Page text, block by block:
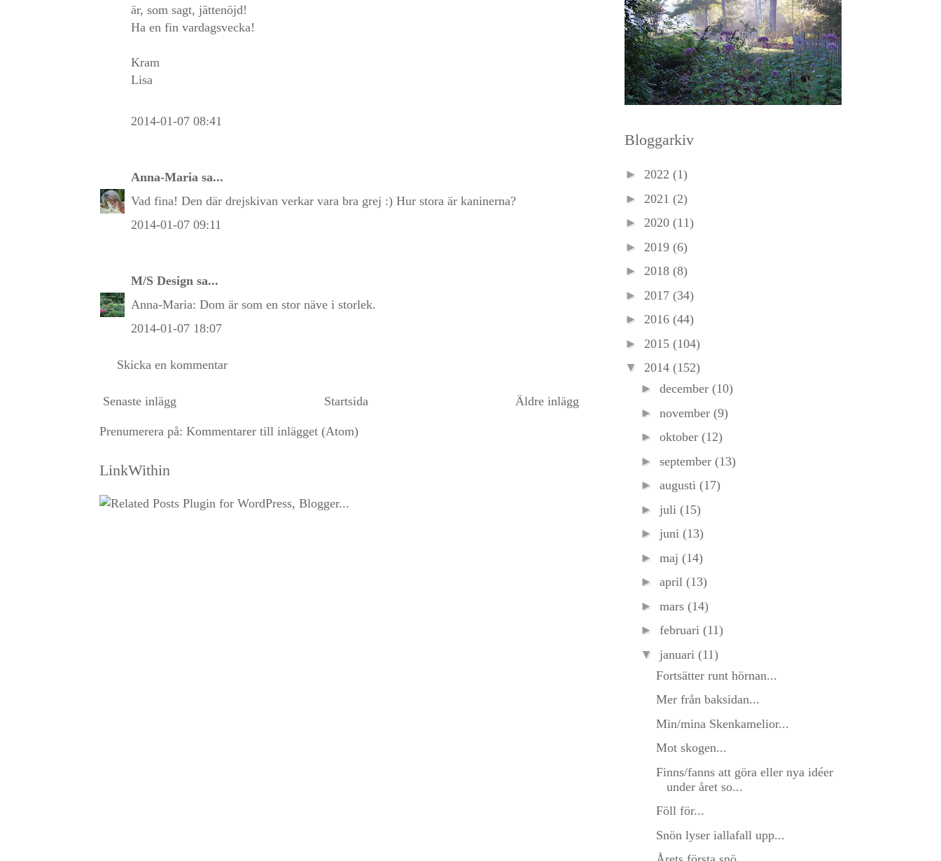
är, som sagt, jättenöjd!
Ha en fin vardagsvecka!
Kram
Lisa
2014-01-07 08:41
Anna-Maria sa...
Vad fina! Den där drejskivan verkar vara bra grej :) Hur stora är kaninerna?
2014-01-07 09:11
M/S Design sa...
Anna-Maria: Dom är som en stor näve i storlek.
2014-01-07 18:07
Skicka en kommentar
Senaste inlägg Äldre inlägg
Startsida
Prenumerera på: Kommentarer till inlägget (Atom)
LinkWithin
Bloggarkiv
► 2022 (1)
► 2021 (2)
► 2020 (11)
► 2019 (6)
► 2018 (8)
► 2017 (34)
► 2016 (44)
► 2015 (104)
▼ 2014 (152)
► december (10)
► november (9)
► oktober (12)
► september (13)
► augusti (17)
► juli (15)
► juni (13)
► maj (14)
► april (13)
► mars (14)
► februari (11)
▼ januari (11)
Fortsätter runt hörnan...
Mer från baksidan...
Min/mina Skenkamelior...
Mot skogen...
Finns/fanns att göra eller nya idéer
under året so...
Föll för...
Snön lyser iallafall upp...